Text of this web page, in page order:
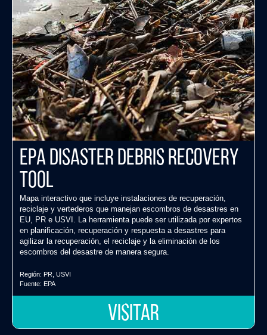
EPA Disaster Debris Recovery
Tool
Mapa interactivo que incluye instalaciones de recuperación,
reciclaje y vertederos que manejan escombros de desastres en
EU, PR e USVI. La herramienta puede ser utilizada por expertos
en planificación, recuperación y respuesta a desastres para
agilizar la recuperación, el reciclaje y la eliminación de los
escombros del desastre de manera segura.
Región: PR USVI
Fuente: EPA
VISITAR